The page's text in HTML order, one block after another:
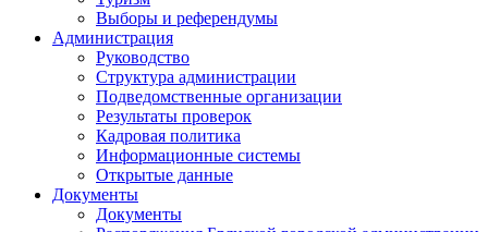
Выборы и референдумы
Администрация
Руководство
Структура администрации
Подведомственные организации
Результаты проверок
Кадровая политика
Информационные системы
Открытые данные
Документы
Документы